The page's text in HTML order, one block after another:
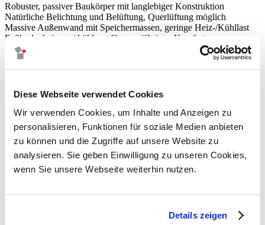
Diese Webseite verwendet Cookies
Wir verwenden Cookies, um Inhalte und Anzeigen zu
personalisieren, Funktionen für soziale Medien anbieten
zu können und die Zugriffe auf unsere Website zu
analysieren. Sie geben Einwilligung zu unseren Cookies,
wenn Sie unsere Webseite weiterhin nutzen.
Details zeigen
Robuster, passiver Baukörper mit langlebiger Konstruktion
Natürliche Belichtung und Belüftung, Querlüftung möglich
Massive Außenwand mit Speichermassen, geringe Heiz-/Kühllast
Fußbodenheizung/-kühlung für ganzjährigen Komfort
Natürliche Lüftung, mechanische Lüftung in
Veranstaltungs-/Ausstellungsräumen
Zentrale Technik im UG, Dach frei von Technik
Bildrechte / Bildnachweis
© Staab Architekten
neuigkeiten
leistungen
climadesign
energieversorgung